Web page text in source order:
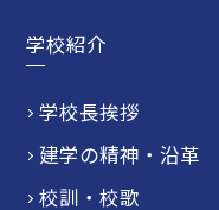
学校紹介
学校長挨拶
建学の精神・沿革
校訓・校歌